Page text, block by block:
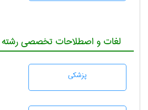
لغات و اصطلاحات تخصصی
پزشكی